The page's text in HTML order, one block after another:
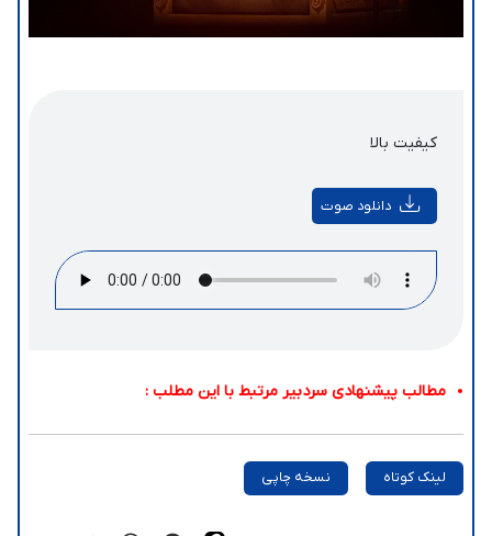
کیفیت بالا
دانلود صوت
مطالب پیشنهادی سردبیر مرتبط با این مطلب :
لینک کوتاه نسخه چاپی